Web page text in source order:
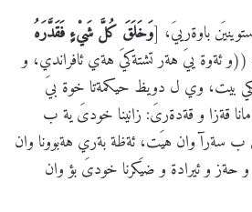
باوةرييَ، [وَخَلَقَ كُلَّ شَيْءٍ فَقَدَّرَهُ
((و ئةوة ييَ هةر تشتةكيَ هةي ئافراندي، و
بيت، وي ل دويظ حيكمةتا خوة بيَ
قةزا و قةدةرىَ: زانينا خودىَ ية ب
سةرآ وان هيَت، ئةظة بةري هةبوونا وان
حةز و ئيرادة و ضيَكرنا خودىَ بؤ وان